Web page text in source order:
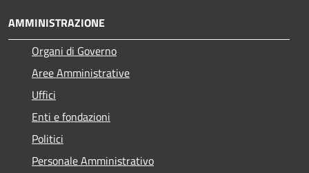
AMMINISTRAZIONE
Organi di Governo
Aree Amministrative
Uffici
Enti e fondazioni
Politici
Personale Amministrativo